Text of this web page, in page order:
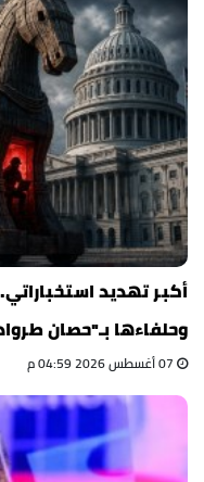
أكبر تهديد
وحلفاءها بـ"حصان